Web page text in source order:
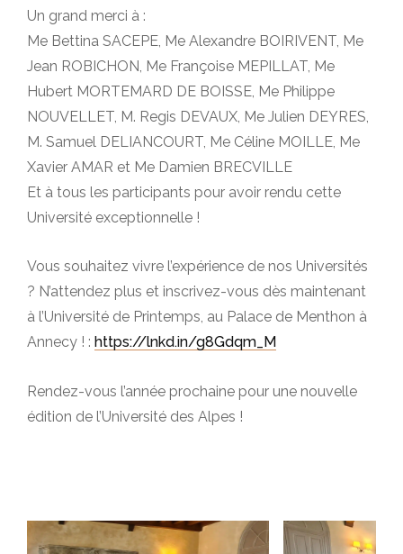
Un grand merci à :
Me Bettina SACEPE, Me Alexandre BOIRIVENT, Me
Jean ROBICHON, Me Françoise MEPILLAT, Me
Hubert MORTEMARD DE BOISSE, Me Philippe
NOUVELLET, M. Regis DEVAUX, Me Julien DEYRES,
M. Samuel DELIANCOURT, Me Céline MOILLE, Me
Xavier AMAR et Me Damien BRECVILLE
Et à tous les participants pour avoir rendu cette
Université exceptionnelle !
Vous souhaitez vivre l’expérience de nos Universités
? N’attendez plus et inscrivez-vous dès maintenant
à l’Université de Printemps, au Palace de Menthon à
Annecy ! : https://lnkd.in/g8Gdqm_M
Rendez-vous l’année prochaine pour une nouvelle
édition de l’Université des Alpes !